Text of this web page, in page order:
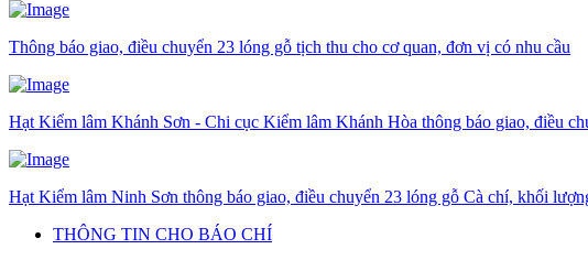
Thông báo giao, điều chuyển 23 lóng gỗ tịch thu cho cơ quan, đơn vị có nhu cầu
Hạt Kiểm lâm Khánh Sơn - Chi cục Kiểm lâm Khánh Hòa thông báo giao, điều
Hạt Kiểm lâm Ninh Sơn thông báo giao, điều chuyển 23 lóng gỗ Cà chí, khối
THÔNG TIN CHO BÁO CHÍ